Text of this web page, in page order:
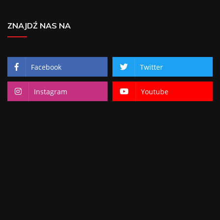
ZNAJDŹ NAS NA
Facebook Twitter
Instagram Youtube